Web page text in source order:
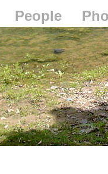
People